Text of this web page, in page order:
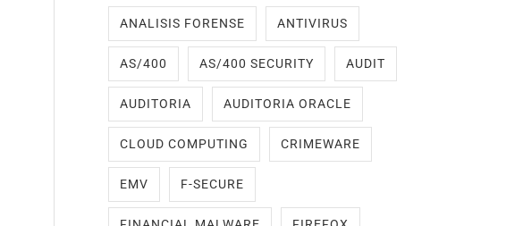
ANALISIS FORENSE ANTIVIRUS
AS/400 AS/400 SECURITY AUDIT
AUDITORIA AUDITORIA ORACLE
CLOUD COMPUTING CRIMEWARE
EMV F-SECURE